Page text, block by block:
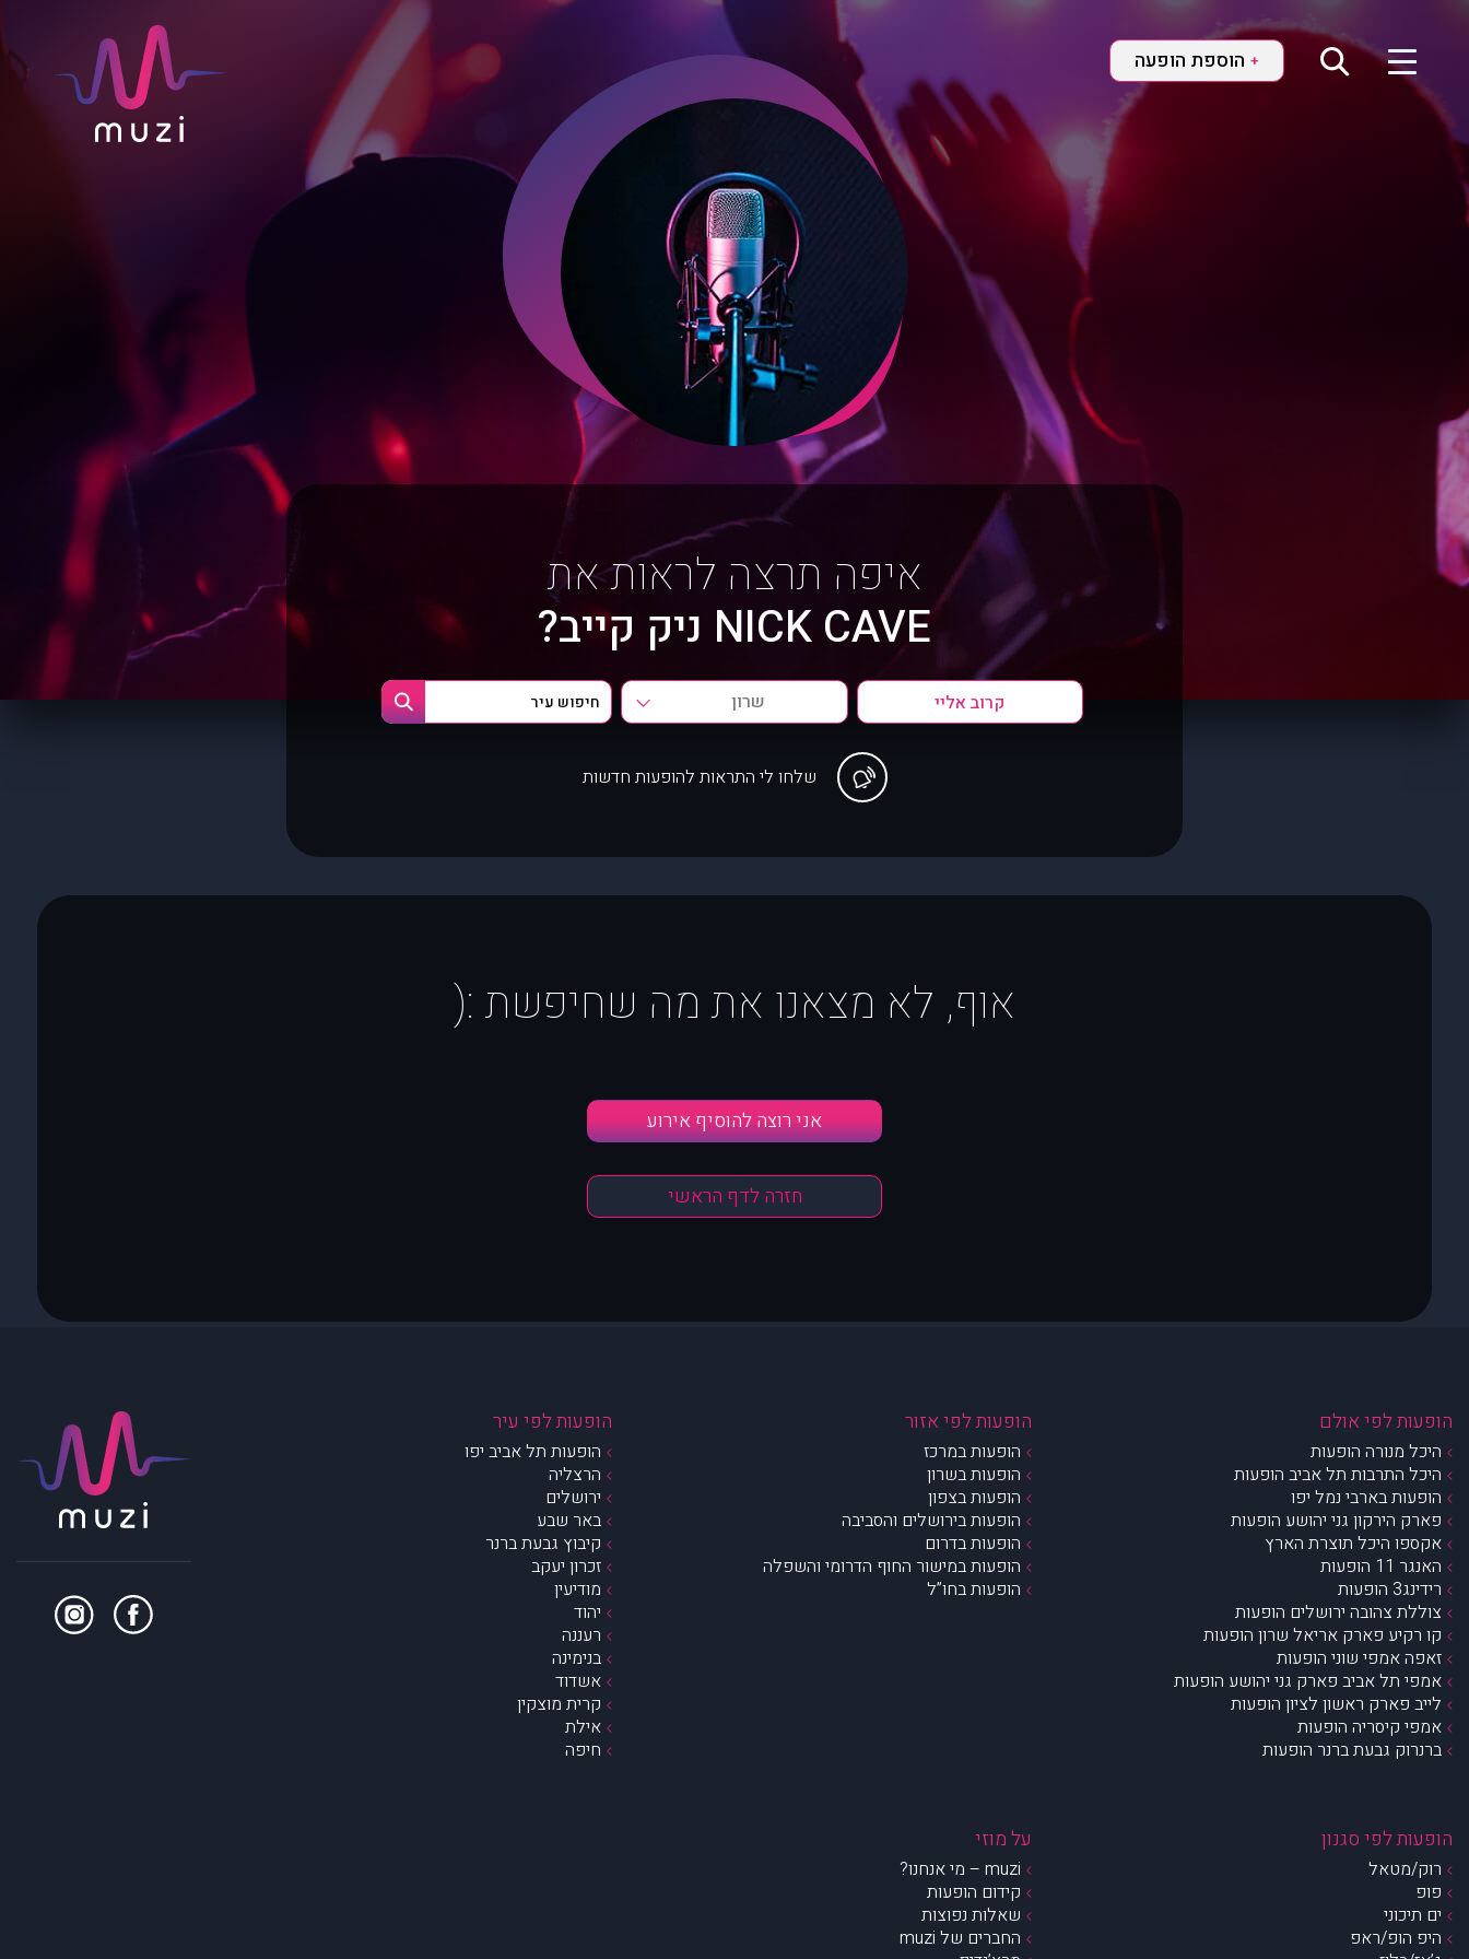
+ הוספת הופעה
איפה תרצה לראות את
NICK CAVE ניק קייב?
שרון
שלחו לי התראות להופעות חדשות
אוף, לא מצאנו את מה שחיפשת :(
אני רוצה להוסיף אירוע
חזרה לדף הראשי
הופעות לפי אולם
היכל מנורה הופעות
היכל התרבות תל אביב הופעות
הופעות בארבי נמל יפו
פארק הירקון גני יהושע הופעות
אקספו היכל תוצרת הארץ
האנגר 11 הופעות
רידינג3 הופעות
צוללת צהובה ירושלים הופעות
קו רקיע פארק אריאל שרון הופעות
זאפה אמפי שוני הופעות
אמפי תל אביב פארק גני יהושע הופעות
לייב פארק ראשון לציון הופעות
אמפי קיסריה הופעות
ברנרוק גבעת ברנר הופעות
הופעות לפי אזור
הופעות במרכז
הופעות בשרון
הופעות בצפון
הופעות בירושלים והסביבה
הופעות בדרום
הופעות במישור החוף הדרומי והשפלה
הופעות בחו”ל
הופעות לפי עיר
הופעות תל אביב יפו
הרצליה
ירושלים
באר שבע
קיבוץ גבעת ברנר
זכרון יעקב
מודיעין
יהוד
רעננה
בנימינה
אשדוד
קרית מוצקין
אילת
חיפה
הופעות לפי סגנון
רוק/מטאל
פופ
ים תיכוני
היפ הופ/ראפ
על מוזי
muzi – מי אנחנו?
קידום הופעות
שאלות נפוצות
החברים של muzi